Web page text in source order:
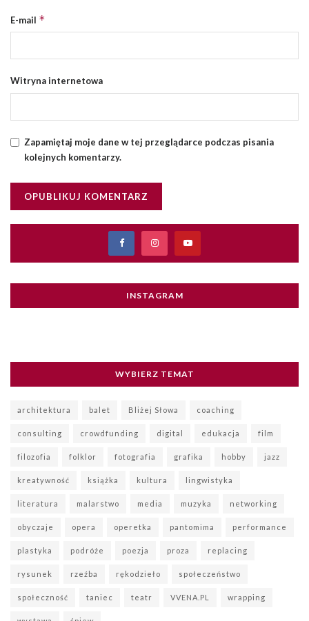
E-mail *
Witryna internetowa
Zapamiętaj moje dane w tej przeglądarce podczas pisania
kolejnych komentarzy.
INSTAGRAM
WYBIERZ TEMAT
architektura balet Bliżej Słowa coaching
consulting crowdfunding digital edukacja film
filozofia folklor fotografia grafika hobby jazz
kreatywność książka kultura lingwistyka
literatura malarstwo media muzyka networking
obyczaje opera operetka pantomima performance
plastyka podróże poezja proza replacing
rysunek rzeźba rękodzieło społeczeństwo
społeczność taniec teatr VVENA.PL wrapping